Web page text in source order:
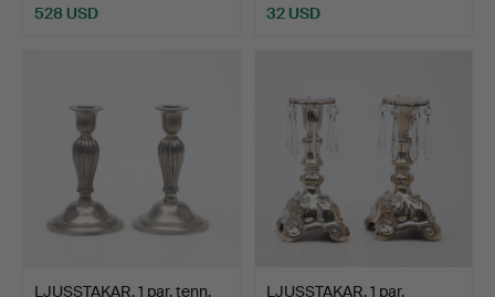
528 USD
32 USD
LJUSSTAKAR, 1 par, tenn,
LJUSSTAKAR, 1 par,